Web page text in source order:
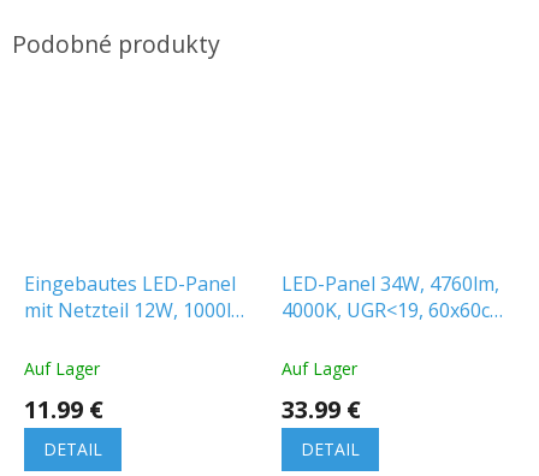
Eingebautes LED-Panel
mit Netzteil 12W, 1000lm,
[SLI043007CCT_PW]
Auf Lager
11.99 €
DETAIL
LED-Panel 34W, 4760lm,
4000K, UGR<19, 60x60cm
Auf Lager
33.99 €
DETAIL